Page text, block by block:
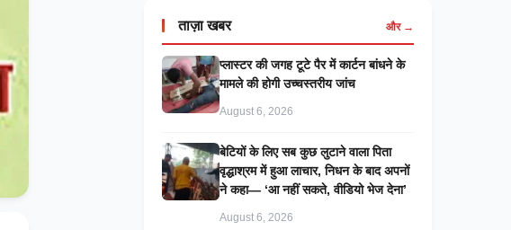
ताज़ा खबर और →
प्लास्टर की जगह टूटे पैर में कार्टन बांधने के
मामले की होगी उच्चस्तरीय जांच
August 6, 2026
बेटियों के लिए सब कुछ लुटाने वाला पिता
वृद्धाश्रम में हुआ लाचार, निधन के बाद अपनों
ने कहा— ‘आ नहीं सकते, वीडियो भेज देना’
August 6, 2026